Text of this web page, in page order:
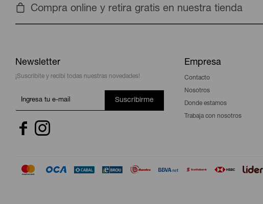
Compra online y retira gratis en nuestra tienda
Newsletter
¡Suscribite y recibí todas nuestras novedades!
Suscribirme
 
Empresa
Contacto
Nosotros
Donde estamos
Trabaja con nosotros